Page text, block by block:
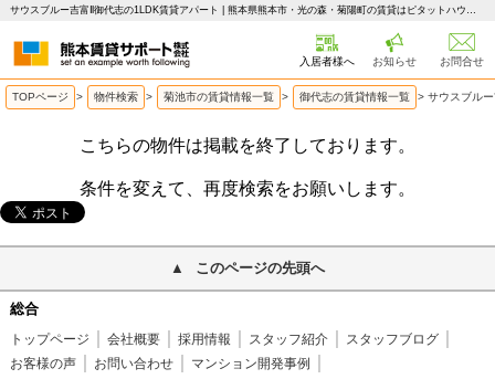
サウスブルー吉富Ⅱ御代志の1LDK賃貸アパート | 熊本県熊本市・光の森・菊陽町の賃貸はピタットハウス 熊本賃貸サポート
入居者様へ お知らせ お問合せ
TOPページ > 物件検索 > 菊池市の賃貸情報一覧 > 御代志の賃貸情報一覧 > サウスブル
こちらの物件は掲載を終了しております。
条件を変えて、再度検索をお願いします。
このページの先頭へ
総合
トップページ 会社概要 採用情報 スタッフ紹介
スタッフブログ
お客様の声
お問い合わせ
マンション開発事例